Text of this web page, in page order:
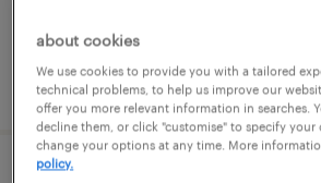
发布于 7 八月 2026
about cookies
We use cookies to provide you with a tailored
technical problems, to help us improve our
offer you more relevant information in searches.
decline them, or click "customise" to specify your
change your options at any time. More
policy.